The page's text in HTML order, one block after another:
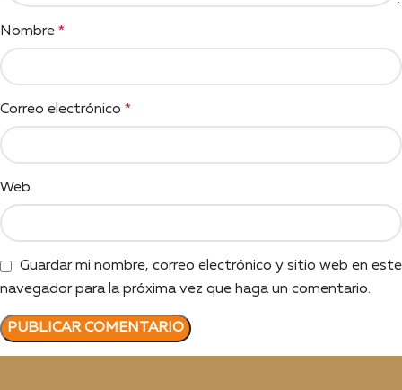
Nombre *
Correo electrónico *
Web
Guardar mi nombre, correo electrónico y sitio web en este
navegador para la próxima vez que haga un comentario.